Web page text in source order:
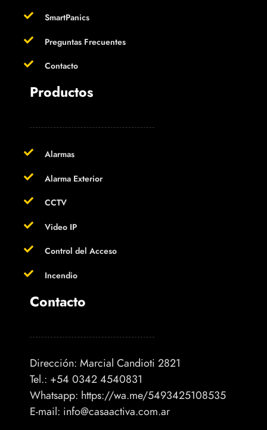
SmartPanics
Preguntas Frecuentes
Contacto
Productos
Alarmas
Alarma Exterior
CCTV
Video IP
Control del Acceso
Incendio
Contacto
Dirección: Marcial Candioti 2821
Tel.: +54 0342 4540831
Whatsapp: https://wa.me/5493425108535
E-mail: info@casaactiva.com.ar